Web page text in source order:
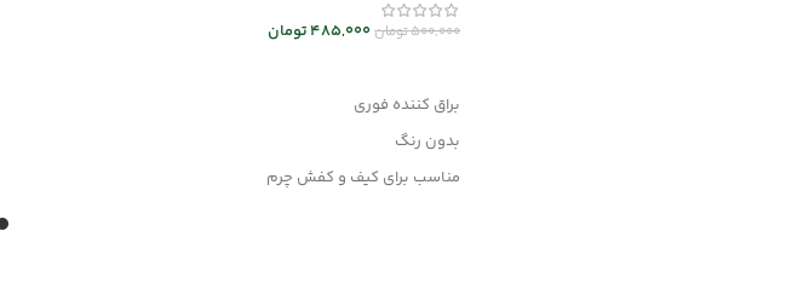
500,000تومان485,000تومان
براق کننده فوری
بدون رنگ
مناسب برای کیف و کفش چرم